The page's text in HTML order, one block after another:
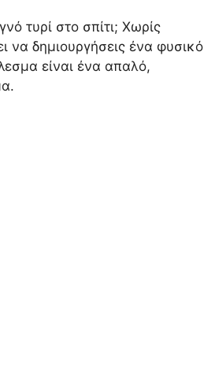
τυρί στο σπίτι; Χωρίς
να δημιουργήσεις ένα φυσικό
είναι ένα απαλό,